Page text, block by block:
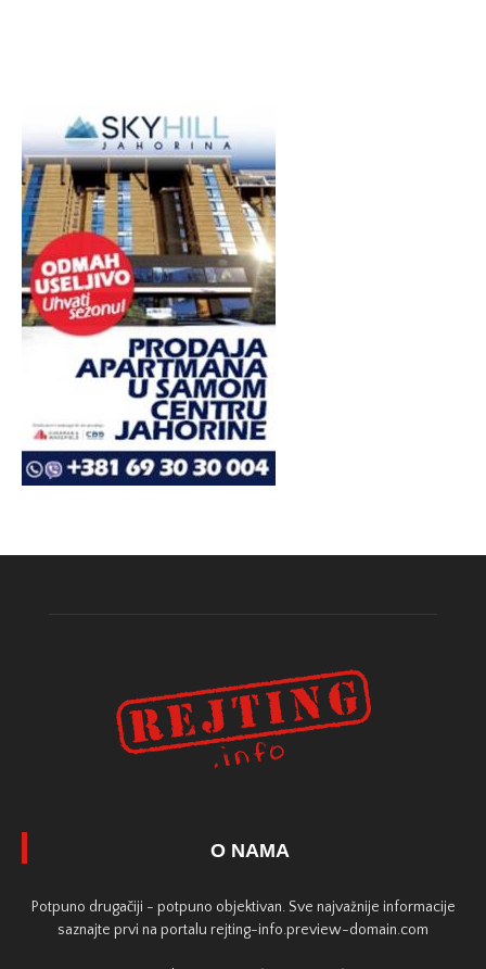
O NAMA
Potpuno drugačiji - potpuno objektivan. Sve najvažnije informacije
saznajte prvi na portalu rejting-info.preview-domain.com